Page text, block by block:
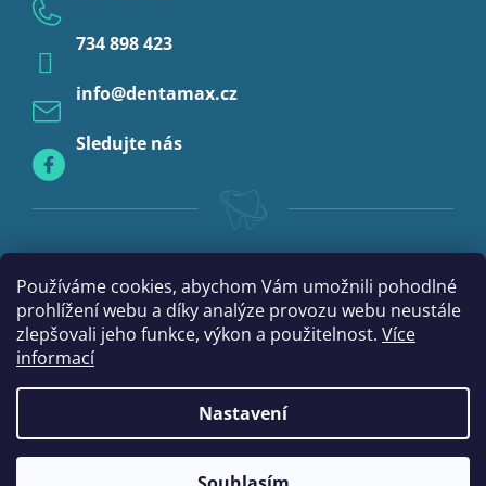
Používáme cookies, abychom Vám umožnili pohodlné
prohlížení webu a díky analýze provozu webu neustále
zlepšovali jeho funkce, výkon a použitelnost. Více
informací
Nastavení
Anestezie
Profylaxe
info@dentamax.cz
734 898 423
Sledujte nás
Vytvořil Shoptet